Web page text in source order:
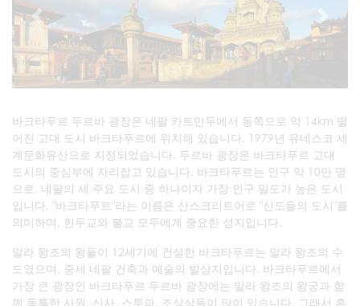
바크타푸르 두르바 광장은 네팔 카트만두에서 동쪽으로 약 14km 떨
어진 고대 도시 바크타푸르에 위치해 있습니다. 1979년 유네스코 세
계문화유산으로 지정되었습니다. 두르바 광장은 바크타푸르 고대
도시의 중심부에 자리잡고 있습니다. 바크타푸르는 인구 약 10만 명
으로, 네팔의 세 주요 도시 중 하나이자 가장 인구 밀도가 높은 도시
입니다. "바크타푸르"라는 이름은 산스크리트어로 "신도들의 도시"를
의미하며, 힌두교와 불교 모두에게 중요한 성지입니다.
말라 왕조의 왕들이 12세기에 건설한 바크타푸르는 말라 왕조의 수
도였으며, 중세 네팔 건축과 예술의 발상지입니다. 바크타푸르에서
가장 큰 광장인 바크타푸르 두르바 광장에는 말라 왕조의 왕궁과 함
께 독특한 사원, 신사, 스투파, 조상상들이 많이 있습니다. 그래서 흔